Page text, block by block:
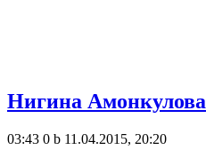
Нигина Амонкулова
03:43 0 b 11.04.2015, 20:20